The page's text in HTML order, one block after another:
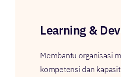
Learning &
Membantu organisasi
kompetensi dan